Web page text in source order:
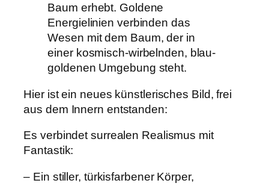
Hier ist ein neues künstlerisches Bild, frei
aus dem Innern entstanden:
Es verbindet surrealen Realismus mit
Fantastik:
– Ein stiller, türkisfarbener Körper,